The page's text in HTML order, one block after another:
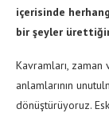
içerisinde
bir şeyler
Kavramları,
anlamlarının
dönüştürüyoruz.